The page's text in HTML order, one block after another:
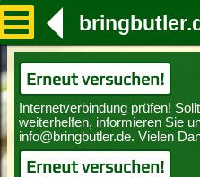
Erneut versuchen!
Erneut versuchen!